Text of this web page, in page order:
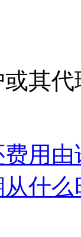
其
用
什